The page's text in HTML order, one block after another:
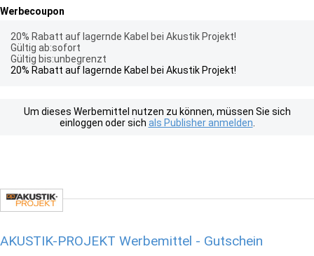
Werbecoupon
20% Rabatt auf lagernde Kabel bei Akustik Projekt!
Gültig ab:sofort
Gültig bis:unbegrenzt
20% Rabatt auf lagernde Kabel bei Akustik Projekt!
Um dieses Werbemittel nutzen zu können, müssen Sie sich
einloggen oder sich als Publisher anmelden
AKUSTIK-PROJEKT Werbemittel - Gutschein